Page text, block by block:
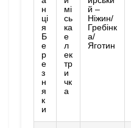
н
ці
я
Б
е
р
е
з
н
я
к
и
мі
сь
ка
е
л
ек
тр
и
чк
а
й –
Ніжин/
Гребінк
а/
Яготин